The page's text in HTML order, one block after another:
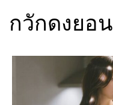
กวักดงยอน